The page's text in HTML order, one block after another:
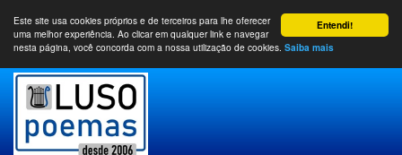
Entendi!
Este site usa cookies próprios e de terceiros para lhe oferecer
uma melhor experiência. Ao clicar em qualquer link e navegar
nesta página, você concorda com a nossa utilização de cookies. Saiba mais